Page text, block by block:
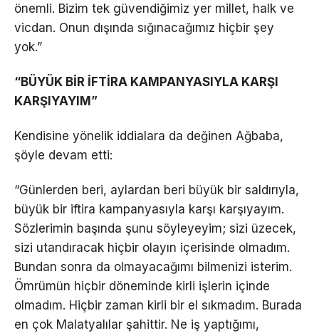
önemli. Bizim tek güvendiğimiz yer millet, halk ve
vicdan. Onun dışında sığınacağımız hiçbir şey
yok.”
“BÜYÜK BİR İFTİRA KAMPANYASIYLA KARŞI
KARŞIYAYIM”
Kendisine yönelik iddialara da değinen Ağbaba,
şöyle devam etti:
“Günlerden beri, aylardan beri büyük bir saldırıyla,
büyük bir iftira kampanyasıyla karşı karşıyayım.
Sözlerimin başında şunu söyleyeyim; sizi üzecek,
sizi utandıracak hiçbir olayın içerisinde olmadım.
Bundan sonra da olmayacağımı bilmenizi isterim.
Ömrümün hiçbir döneminde kirli işlerin içinde
olmadım. Hiçbir zaman kirli bir el sıkmadım. Burada
en çok Malatyalılar şahittir. Ne iş yaptığımı,